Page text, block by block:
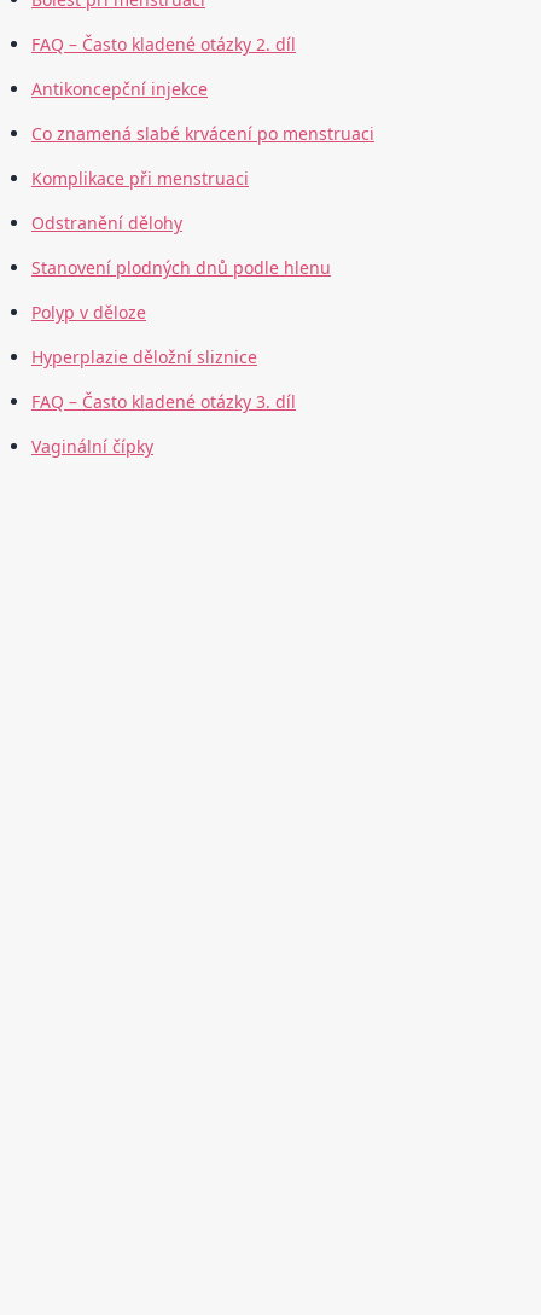
FAQ – Často kladené otázky 2. díl
Antikoncepční injekce
Co znamená slabé krvácení po menstruaci
Komplikace při menstruaci
Odstranění dělohy
Stanovení plodných dnů podle hlenu
Polyp v děloze
Hyperplazie děložní sliznice
FAQ – Často kladené otázky 3. díl
Vaginální čípky